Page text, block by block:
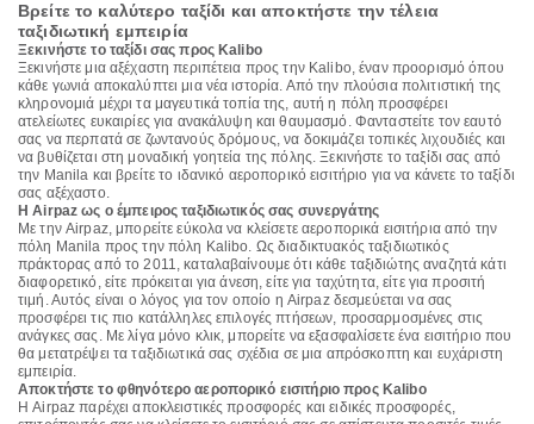
Βρείτε το καλύτερο ταξίδι και αποκτήστε την τέλεια
ταξιδιωτική εμπειρία
Ξεκινήστε το ταξίδι σας προς Kalibo
Ξεκινήστε μια αξέχαστη περιπέτεια προς την Kalibo, έναν προορισμό όπου
κάθε γωνιά αποκαλύπτει μια νέα ιστορία. Από την πλούσια πολιτιστική της
κληρονομιά μέχρι τα μαγευτικά τοπία της, αυτή η πόλη προσφέρει
ατελείωτες ευκαιρίες για ανακάλυψη και θαυμασμό. Φανταστείτε τον εαυτό
σας να περπατά σε ζωντανούς δρόμους, να δοκιμάζει τοπικές λιχουδιές και
να βυθίζεται στη μοναδική γοητεία της πόλης. Ξεκινήστε το ταξίδι σας από
την Manila και βρείτε το ιδανικό αεροπορικό εισιτήριο για να κάνετε το ταξίδι
σας αξέχαστο.
Η Airpaz ως ο έμπειρος ταξιδιωτικός σας συνεργάτης
Με την Airpaz, μπορείτε εύκολα να κλείσετε αεροπορικά εισιτήρια από την
πόλη Manila προς την πόλη Kalibo. Ως διαδικτυακός ταξιδιωτικός
πράκτορας από το 2011, καταλαβαίνουμε ότι κάθε ταξιδιώτης αναζητά κάτι
διαφορετικό, είτε πρόκειται για άνεση, είτε για ταχύτητα, είτε για προσιτή
τιμή. Αυτός είναι ο λόγος για τον οποίο η Airpaz δεσμεύεται να σας
προσφέρει τις πιο κατάλληλες επιλογές πτήσεων, προσαρμοσμένες στις
ανάγκες σας. Με λίγα μόνο κλικ, μπορείτε να εξασφαλίσετε ένα εισιτήριο που
θα μετατρέψει τα ταξιδιωτικά σας σχέδια σε μια απρόσκοπτη και ευχάριστη
εμπειρία.
Αποκτήστε το φθηνότερο αεροπορικό εισιτήριο προς Kalibo
Η Airpaz παρέχει αποκλειστικές προσφορές και ειδικές προσφορές,